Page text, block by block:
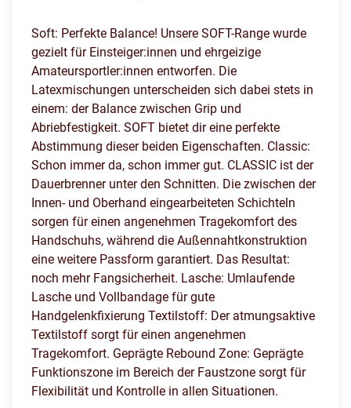
Soft: Perfekte Balance! Unsere SOFT-Range wurde
gezielt für Einsteiger:innen und ehrgeizige
Amateursportler:innen entworfen. Die
Latexmischungen unterscheiden sich dabei stets in
einem: der Balance zwischen Grip und
Abriebfestigkeit. SOFT bietet dir eine perfekte
Abstimmung dieser beiden Eigenschaften. Classic:
Schon immer da, schon immer gut. CLASSIC ist der
Dauerbrenner unter den Schnitten. Die zwischen der
Innen- und Oberhand eingearbeiteten Schichteln
sorgen für einen angenehmen Tragekomfort des
Handschuhs, während die Außennahtkonstruktion
eine weitere Passform garantiert. Das Resultat:
noch mehr Fangsicherheit. Lasche: Umlaufende
Lasche und Vollbandage für gute
Handgelenkfixierung Textilstoff: Der atmungsaktive
Textilstoff sorgt für einen angenehmen
Tragekomfort. Geprägte Rebound Zone: Geprägte
Funktionszone im Bereich der Faustzone sorgt für
Flexibilität und Kontrolle in allen Situationen.